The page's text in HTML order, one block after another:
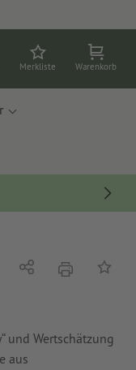
Merkliste Warenkorb
und Wertschätzung
aus
Teilen DruckenAuf